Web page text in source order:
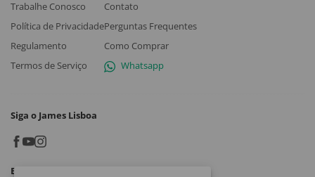
Trabalhe Conosco
Política de Privacidade
Regulamento
Termos de Serviço
Contato
Perguntas Frequentes
Como Comprar
Whatsapp
Siga o James Lisboa
Baixe o App